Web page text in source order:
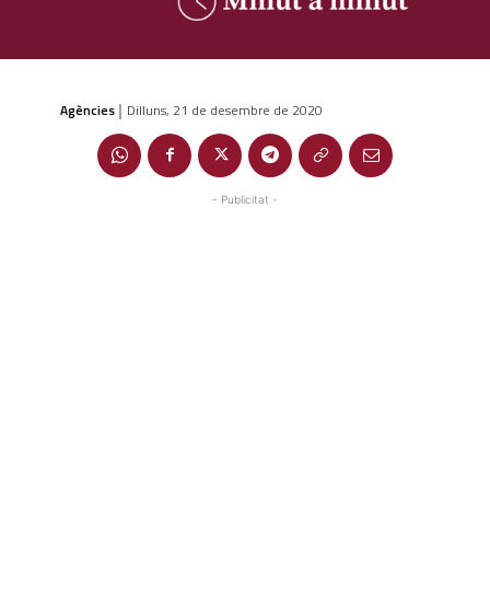
Agències | Dilluns, 21 de desembre de 2020
- Publicitat -